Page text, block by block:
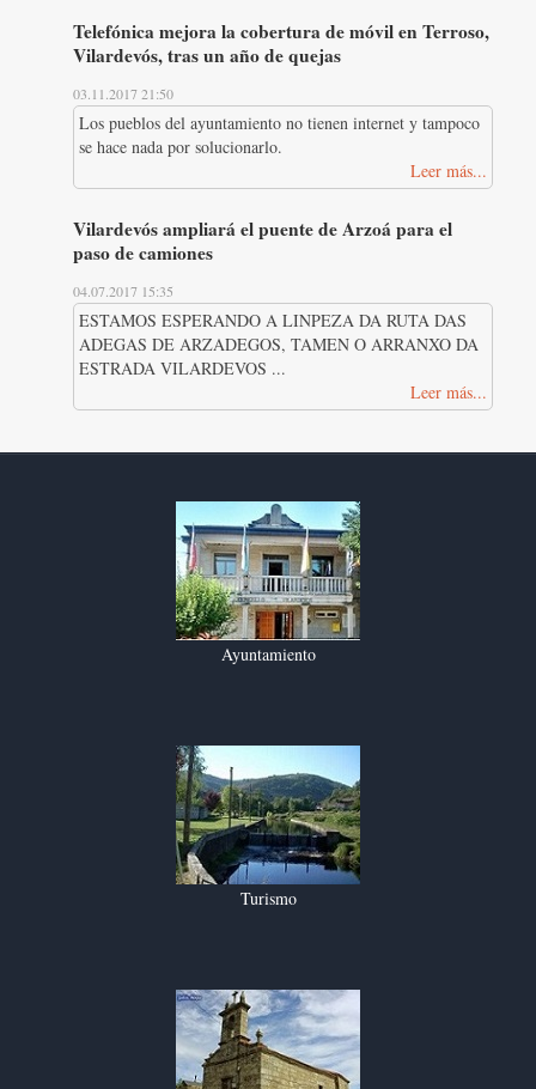
Telefónica mejora la cobertura de móvil en Terroso,
Vilardevós, tras un año de quejas
03.11.2017 21:50
Los pueblos del ayuntamiento no tienen internet y tampoco
se hace nada por solucionarlo.
Leer más...
Vilardevós ampliará el puente de Arzoá para el
paso de camiones
04.07.2017 15:35
ESTAMOS ESPERANDO A LINPEZA DA RUTA DAS
ADEGAS DE ARZADEGOS, TAMEN O ARRANXO DA
ESTRADA VILARDEVOS ...
Leer más...
Ayuntamiento
Turismo